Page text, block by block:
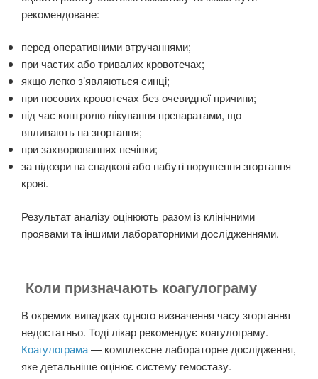
рекомендоване:
перед оперативними втручаннями;
при частих або тривалих кровотечах;
якщо легко з’являються синці;
при носових кровотечах без очевидної причини;
під час контролю лікування препаратами, що
впливають на згортання;
при захворюваннях печінки;
за підозри на спадкові або набуті порушення згортання
крові.
Результат аналізу оцінюють разом із клінічними
проявами та іншими лабораторними дослідженнями.
Коли призначають коагулограму
В окремих випадках одного визначення часу згортання
недостатньо. Тоді лікар рекомендує коагулограму.
Коагулограма— комплексне лабораторне дослідження,
яке детальніше оцінює систему гемостазу.